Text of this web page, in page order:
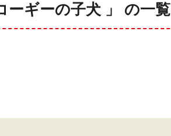
ーギーの子犬 」 の一覧